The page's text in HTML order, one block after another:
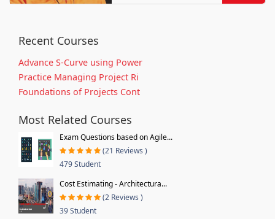
Recent Courses
Advance S-Curve using Power
Practice Managing Project Ri
Foundations of Projects Cont
Most Related Courses
Exam Questions based on Agile...
(21 Reviews )
479 Student
Cost Estimating - Architectura...
(2 Reviews )
39 Student